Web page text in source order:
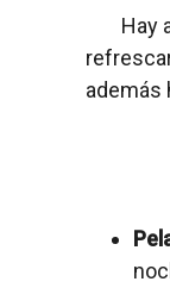
Hay
además